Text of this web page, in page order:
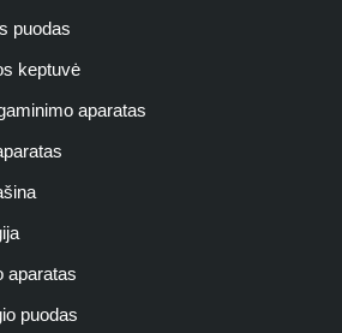
puodas
keptuvė
aparatas
aparatas
puodas